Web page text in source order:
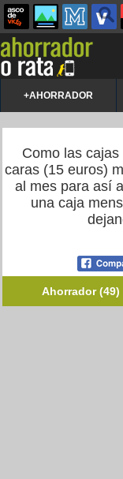
+AHORRADOR
Como las
caras (15 euros)
al mes para así
una caja
Ahorrador (49)